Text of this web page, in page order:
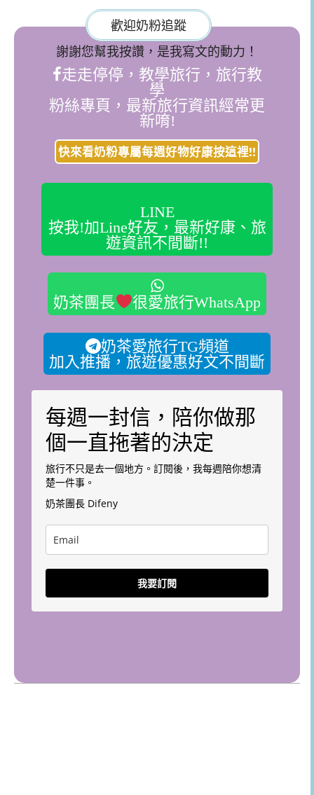
歡迎奶粉追蹤
謝謝您幫我按讚，是我寫文的動力！
走走停停，教學旅行，旅行教
學
粉絲專頁，最新旅行資訊經常更
新唷!
快來看奶粉專屬每週好物好康按這裡!!
LINE
按我!加Line好友，最新好康、旅
遊資訊不間斷!!
奶茶團長 很愛旅行WhatsApp
奶茶愛旅行TG頻道
加入推播，旅遊優惠好文不間斷
每週一封信，陪你做那
個一直拖著的決定
旅行不只是去一個地方。訂閱後，我每週陪你想清
楚一件事。
奶茶團長 Difeny
我要訂閱